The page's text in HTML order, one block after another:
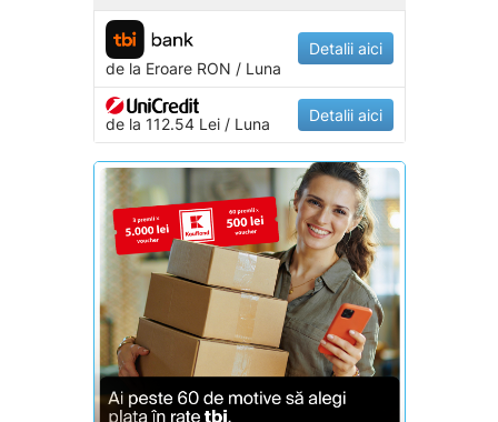
de la EroareRON / Luna
Detalii aici
de la 112.54 Lei / Luna Detalii aici